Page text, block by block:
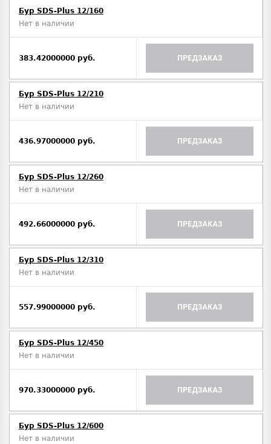
Бур SDS-Plus 12/160
Нет в наличии
383.42000000 руб. ПРЕДЗАКАЗ
Бур SDS-Plus 12/210
Нет в наличии
436.97000000 руб. ПРЕДЗАКАЗ
Бур SDS-Plus 12/260
Нет в наличии
492.66000000 руб. ПРЕДЗАКАЗ
Бур SDS-Plus 12/310
Нет в наличии
557.99000000 руб. ПРЕДЗАКАЗ
Бур SDS-Plus 12/450
Нет в наличии
970.33000000 руб. ПРЕДЗАКАЗ
Бур SDS-Plus 12/600
Нет в наличии